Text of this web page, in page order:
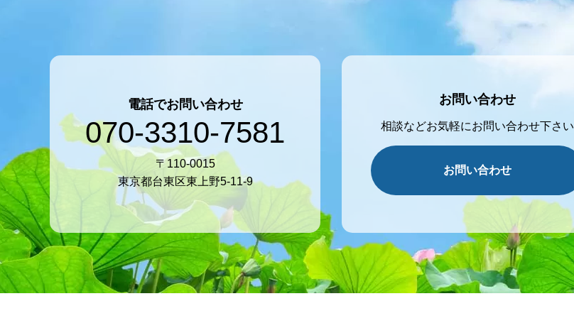
電話でお問い合わせ
070-3310-7581
〒110-0015
東京都台東区東上野5-11-9
お問い合わせ
相談などお気軽にお問い合わせ下さい
お問い合わせ